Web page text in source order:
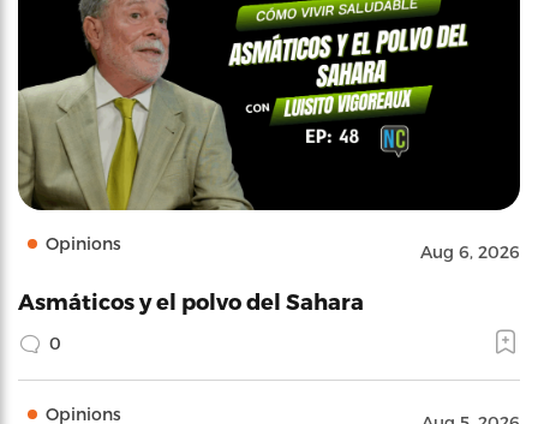
Opinions Aug 6, 2026
Asmáticos y el polvo del Sahara
0
Opinions